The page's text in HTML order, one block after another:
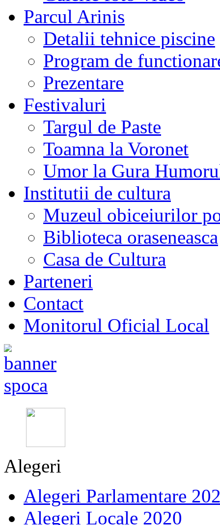
Parcul Arinis
Detalii tehnice piscine
Program de
Prezentare
Festivaluri
Targul de Paste
Toamna la Voronet
Umor la Gura
Institutii de cultura
Muzeul obiceiurilor
Biblioteca oraseneasca
Casa de Cultura
Parteneri
Contact
Monitorul Oficial Local
Alegeri
Alegeri Parlamentare
Alegeri Locale 2020